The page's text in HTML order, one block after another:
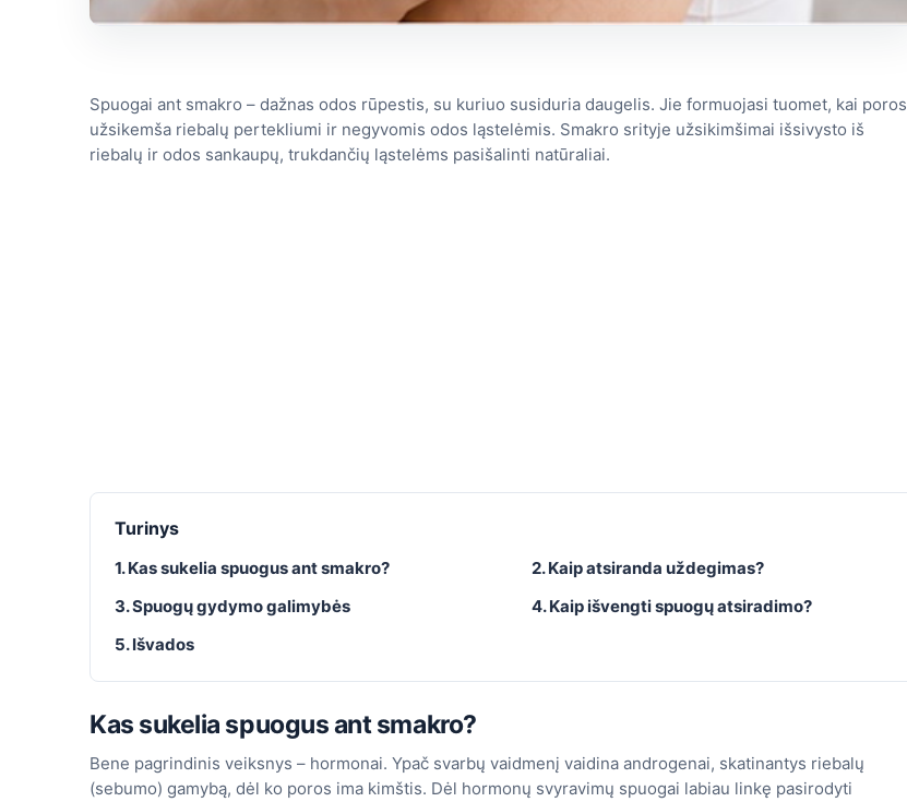
Spuogai ant smakro – dažnas odos rūpestis, su kuriuo susiduria daugelis. Jie formuojasi tuomet, kai poros
užsikemša riebalų pertekliumi ir negyvomis odos ląstelėmis. Smakro srityje užsikimšimai išsivysto iš
riebalų ir odos sankaupų, trukdančių ląstelėms pasišalinti natūraliai.
Turinys
1. Kas sukelia spuogus ant smakro?
2. Kaip atsiranda uždegimas?
3. Spuogų gydymo galimybės
4. Kaip išvengti spuogų atsiradimo?
5. Išvados
Kas sukelia spuogus ant smakro?
Bene pagrindinis veiksnys – hormonai. Ypač svarbų vaidmenį vaidina androgenai, skatinantys riebalų
(sebumo) gamybą, dėl ko poros ima kimštis. Dėl hormonų svyravimų spuogai labiau linkę pasirodyti